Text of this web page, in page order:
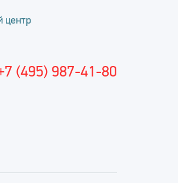
центр
(495) 987-41-80